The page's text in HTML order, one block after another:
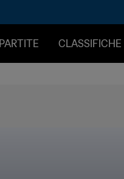
PARTITE CLASSIFICHE